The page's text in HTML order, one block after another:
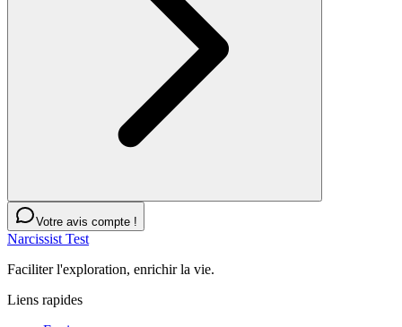
Votre avis compte !
Narcissist Test
Faciliter l'exploration, enrichir la vie.
Liens rapides